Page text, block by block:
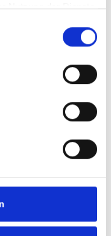
Nutzung der Dienste